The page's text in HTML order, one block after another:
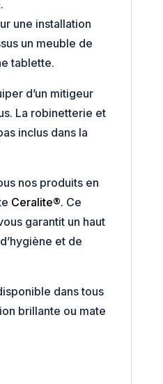
une installation
un meuble de
tablette.
d’un mitigeur
La robinetterie et
inclus dans la
nos produits en
Ceralite®. Ce
garantit un haut
et de
dans tous
brillante ou mate